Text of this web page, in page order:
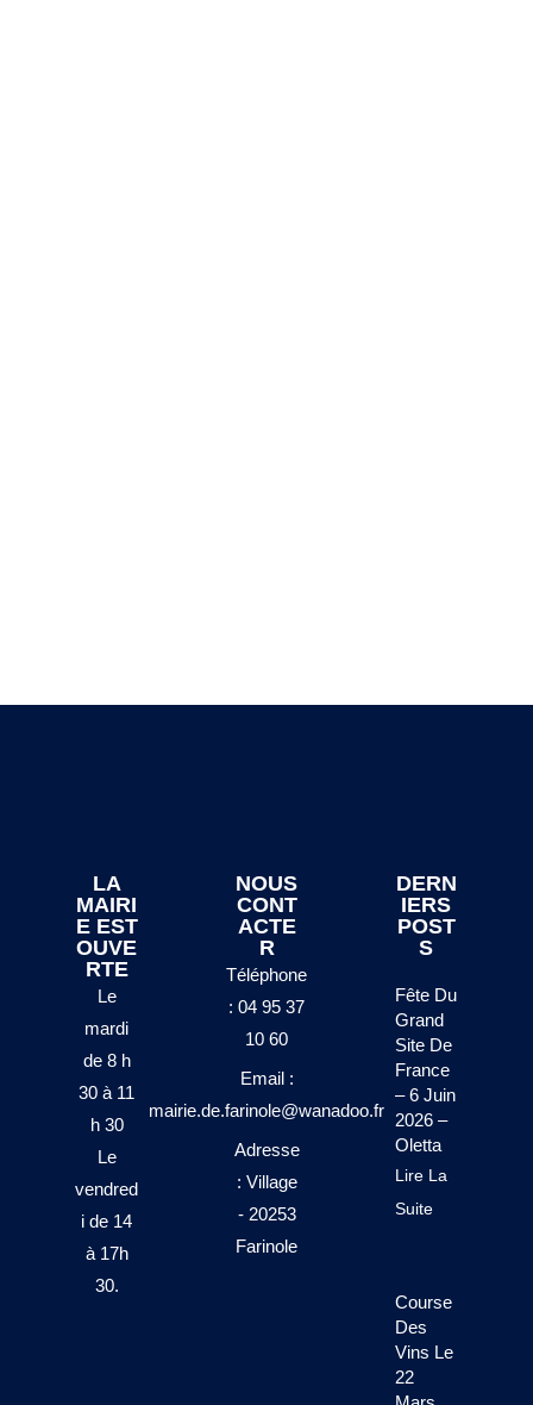
LA
MAIRI
E EST
OUVE
RTE
Le
mardi
de 8 h
30 à 11
h 30
Le
vendred
i de 14
à 17h
30.
NOUS
CONT
ACTE
R
Téléphone
: 04 95 37
10 60
Email :
mairie.de.farinole@wanadoo.fr
Adresse
: Village
- 20253
Farinole
DERN
IERS
POST
S
Fête Du
Grand
Site De
France
– 6 Juin
2026 –
Oletta
Lire La
Suite
Course
Des
Vins Le
22